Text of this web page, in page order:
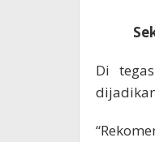
Di